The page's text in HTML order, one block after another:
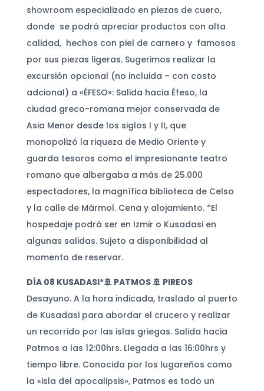
showroom especializado en piezas de cuero,
donde se podrá apreciar productos con alta
calidad, hechos con piel de carnero y famosos
por sus piezas ligeras. Sugerimos realizar la
excursión opcional (no incluida – con costo
adcional) a «ÉFESO»: Salida hacia Éfeso, la
ciudad greco-romana mejor conservada de
Asia Menor desde los siglos I y II, que
monopolizó la riqueza de Medio Oriente y
guarda tesoros como el impresionante teatro
romano que albergaba a más de 25.000
espectadores, la magnífica biblioteca de Celso
y la calle de Mármol. Cena y alojamiento. *El
hospedaje podrá ser en Izmir o Kusadasi en
algunas salidas. Sujeto a disponibilidad al
momento de reservar.
DÍA 08 KUSADASI*🚢 PATMOS 🚢 PIREOS
Desayuno. A la hora indicada, traslado al puerto
de Kusadasi para abordar el crucero y realizar
un recorrido por las islas griegas. Salida hacia
Patmos a las 12:00hrs. Llegada a las 16:00hrs y
tiempo libre. Conocida por los lugareños como
la «isla del apocalipsis», Patmos es todo un